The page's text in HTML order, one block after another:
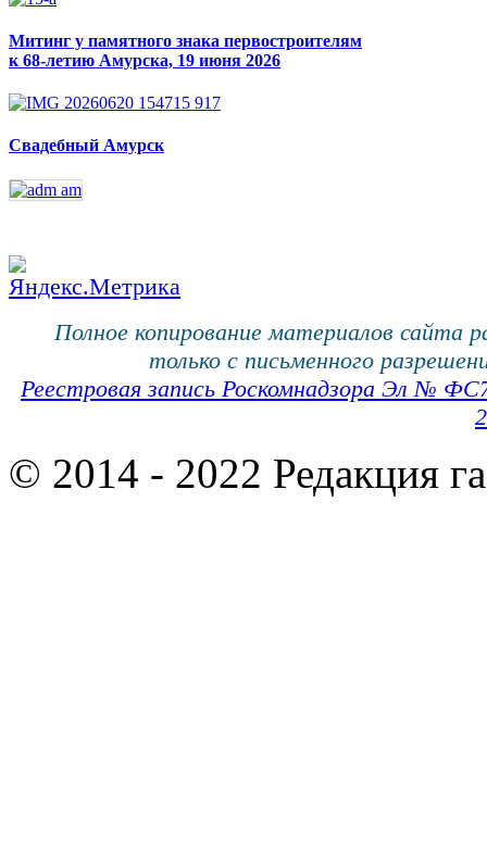
Митинг у памятного знака первостроителям
к 68-летию Амурска, 19 июня 2026
Свадебный Амурск
Полное копирование материалов сайта
только с письменного
Реестровая запись Роскомнадзора Эл №
© 2014 - 2022 Редакция